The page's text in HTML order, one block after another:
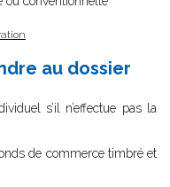
au dossier
s’il n’effectue pas la
de commerce timbré et